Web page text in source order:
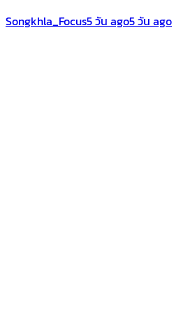
Songkhla_Focus5 วัน ago5 วัน ago